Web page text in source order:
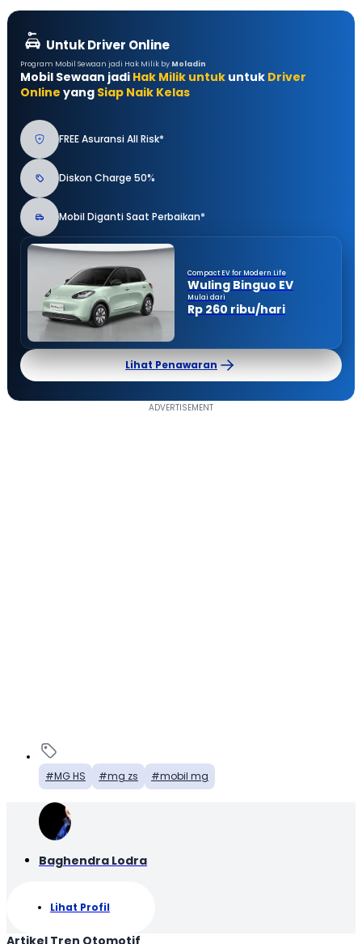
Untuk Driver Online
Program Mobil Sewaan jadi Hak Milik by Moladin
Mobil Sewaan jadi Hak Milik untuk untuk Driver
Online yang Siap Naik Kelas
FREE Asuransi All Risk*
Diskon Charge 50%
Mobil Diganti Saat Perbaikan*
Compact EV for Modern Life
Wuling Binguo EV
Mulai dari
Rp 260 ribu/hari
Lihat Penawaran
MG HS mg zs mobil mg
Baghendra Lodra
Lihat Profil